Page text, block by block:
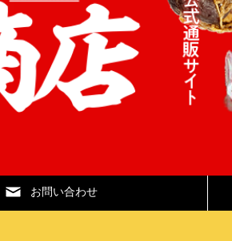
お問い合わせ